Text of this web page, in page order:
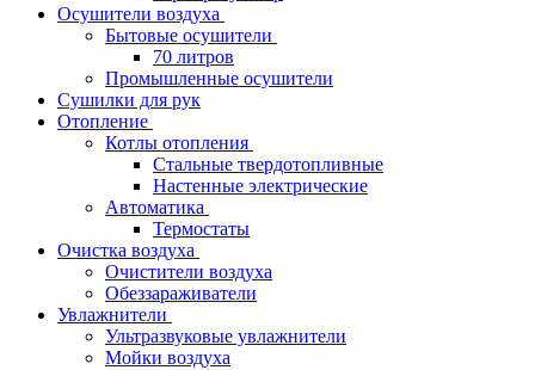
Осушители воздуха
Бытовые осушители
70 литров
Промышленные осушители
Сушилки для рук
Отопление
Котлы отопления
Стальные твердотопливные
Настенные электрические
Автоматика
Термостаты
Очистка воздуха
Очистители воздуха
Обеззараживатели
Увлажнители
Ультразвуковые увлажнители
Мойки воздуха